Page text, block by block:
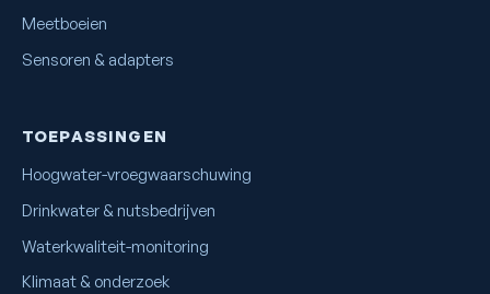
Meetboeien
Sensoren & adapters
TOEPASSINGEN
Hoogwater-vroegwaarschuwing
Drinkwater & nutsbedrijven
Waterkwaliteit-monitoring
Klimaat & onderzoek